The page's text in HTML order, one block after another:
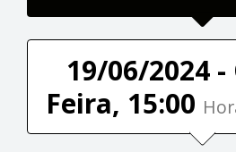
19/06/2024
Feira, 15:00